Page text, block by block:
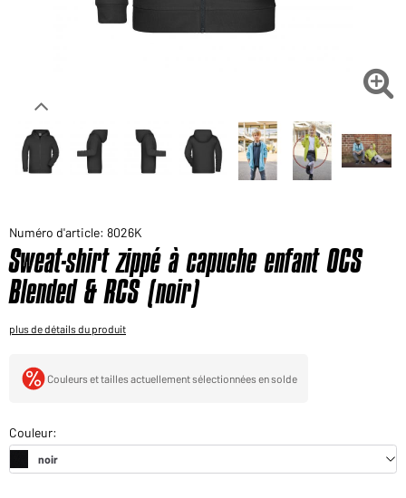
Voudriez-vous acheter des produits pour votre besoin

Numéro d'article: 8026K
Sweat-shirt zippé à capuche enfant OCS
Blended & RCS (noir)
plus de détails du produit
Couleurs et tailles actuellement sélectionnées en solde